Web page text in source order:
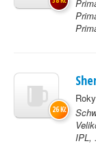
IPL,
26 Kč